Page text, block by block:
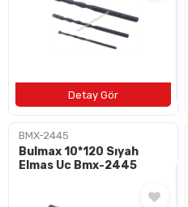
BMX-2445
Bulmax 10*120 Sıyah
Elmas Uc Bmx-2445